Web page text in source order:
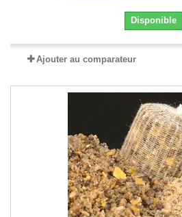
Disponible
Ajouter au comparateur